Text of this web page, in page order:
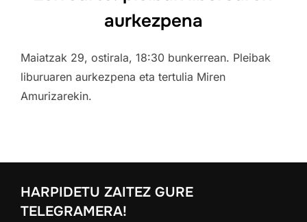
aurkezpena
Maiatzak 29, ostirala, 18:30 bunkerrean. Pleibak
liburuaren aurkezpena eta tertulia Miren
Amurizarekin.
HARPIDETU ZAITEZ GURE
TELEGRAMERA!